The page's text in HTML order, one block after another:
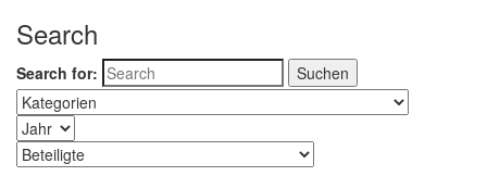
Search
Search for: